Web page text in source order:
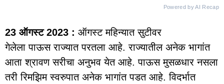
Powered by AI Recap
23 ऑगस्ट 2023 : ऑगस्ट महिन्यात सुटीवर
गेलेला पाऊस राज्यात परतला आहे. राज्यातील अनेक भागांत
आता श्रावण सरीचा अनुभव येत आहे. पाऊस मुसळधार नसला
तरी रिमझिम स्वरुपात अनेक भागांत पडत आहे. विदर्भात